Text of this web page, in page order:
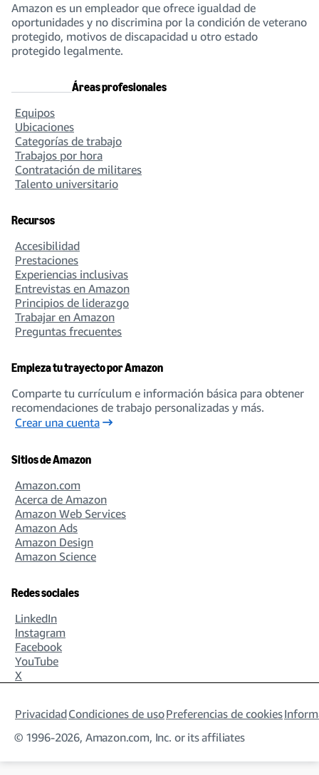
Customer Service
Data Science
158 open jobs
Database Administration
Design
301 open jobs
27 open jobs
Editorial, Writing, and Content Management
106 open jobs
Facilities, Maintenance, and Real Estate
925 open jobs
Finance
691 open jobs
Fulfillment and Operations Management
2301 open jobs
Amazon es un empleador que ofrece igualdad de
oportunidades y no discrimina por la condición de veterano
protegido, motivos de discapacidad u otro estado
protegido legalmente.
Áreas profesionales
Equipos
Ubicaciones
Categorías de trabajo
Trabajos por hora
Contratación de militares
Talento universitario
Recursos
Accesibilidad
Prestaciones
Experiencias inclusivas
Entrevistas en Amazon
Principios de liderazgo
Trabajar en Amazon
Preguntas frecuentes
Empieza tu trayecto por Amazon
Comparte tu currículum e información básica para obtener
recomendaciones de trabajo personalizadas y más.
Crear una cuenta
Sitios de Amazon
Amazon.com
Acerca de Amazon
Amazon Web Services
Amazon Ads
Amazon Design
Amazon Science
Redes sociales
LinkedIn
Instagram
Facebook
YouTube
X
PrivacidadCondiciones de usoPreferencias de cookies
© 1996-2026, Amazon.com, Inc. or its affiliates